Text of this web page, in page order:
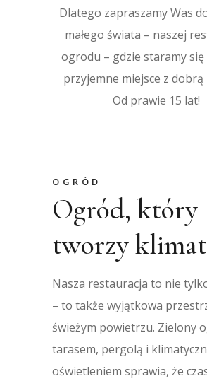
Dlatego zapraszamy Was
małego świata – naszej
ogrodu – gdzie staramy
przyjemne miejsce z dobrą
Od prawie 15 lat!
OGRÓD
Ogród, który
tworzy klimat
Nasza restauracja to nie
– to także wyjątkowa
świeżym powietrzu. Zielony
tarasem, pergolą i
oświetleniem sprawia, że